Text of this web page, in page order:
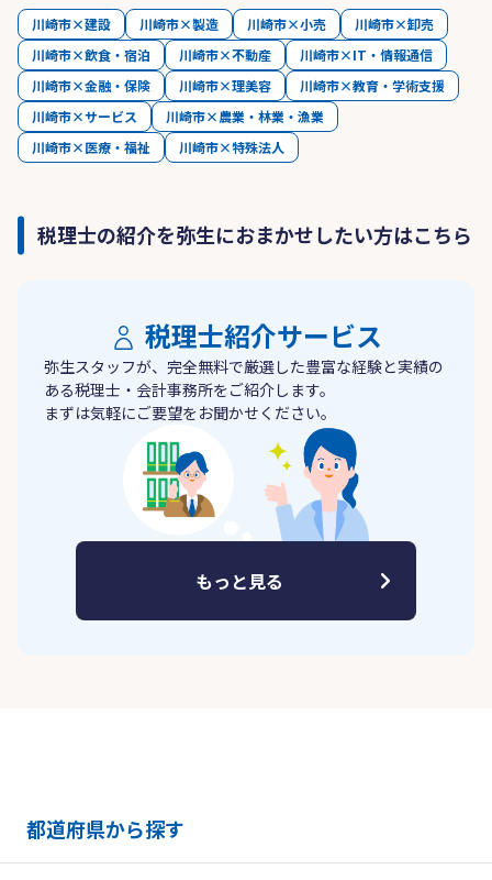
川崎市×建設 川崎市×製造 川崎市×小売
川崎市×卸売
川崎市×飲食・宿泊
川崎市×不動産
川崎市×IT・情報通信
川崎市×金融・保険
川崎市×理美容
川崎市×教育・学術支援
川崎市×サービス
川崎市×農業・林業・漁業
川崎市×医療・福祉
川崎市×特殊法人
税理士の紹介を弥生におまかせしたい方はこちら
税理士紹介サービス
弥生スタッフが、完全無料で厳選した豊富な経験と実績の
ある税理士・会計事務所をご紹介します。
まずは気軽にご要望をお聞かせください。
もっと見る
都道府県から探す